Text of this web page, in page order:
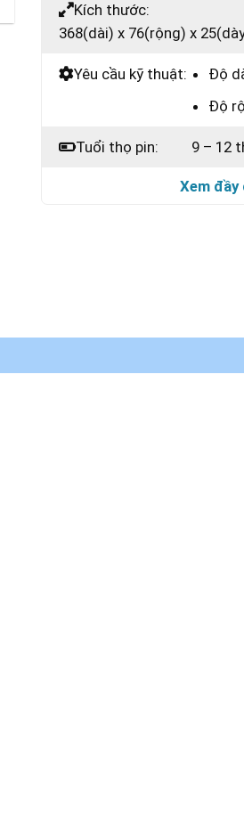
Kích thước:
368(dài) x 76(rộng) x
Yêu cầu kỹ thuật:
Độ
Độ
Tuổi thọ pin: 9 – 12
Xem đầy